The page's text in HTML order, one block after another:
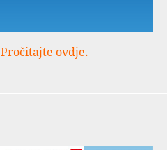
Pročitajte ovdje.